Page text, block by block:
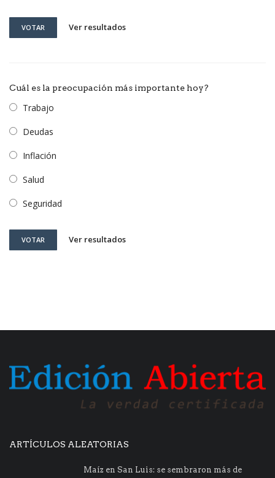
VOTAR Ver resultados
Cuál es la preocupación más importante hoy?
Trabajo
Deudas
Inflación
Salud
Seguridad
VOTAR Ver resultados
ARTÍCULOS ALEATORIAS
Maíz en San Luis: se sembraron más de